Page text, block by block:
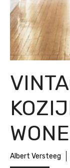
Albert Versteeg